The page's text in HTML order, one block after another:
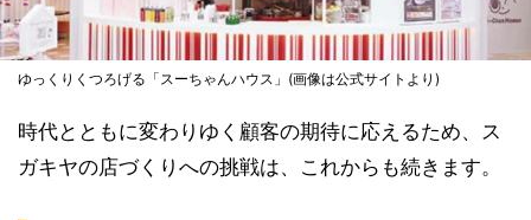
ゆっくりくつろげる「スーちゃんハウス」(画像は公式サイトより)
時代とともに変わりゆく顧客の期待に応えるため、ス
ガキヤの店づくりへの挑戦は、これからも続きます。